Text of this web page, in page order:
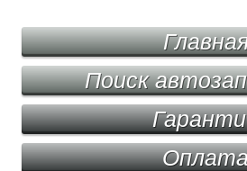
Поиск